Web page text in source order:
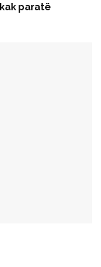
paratë